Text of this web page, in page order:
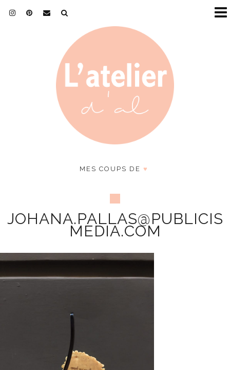
MES COUPS DE ♥
JOHANA.PALLAS@PUBLICIS
MEDIA.COM